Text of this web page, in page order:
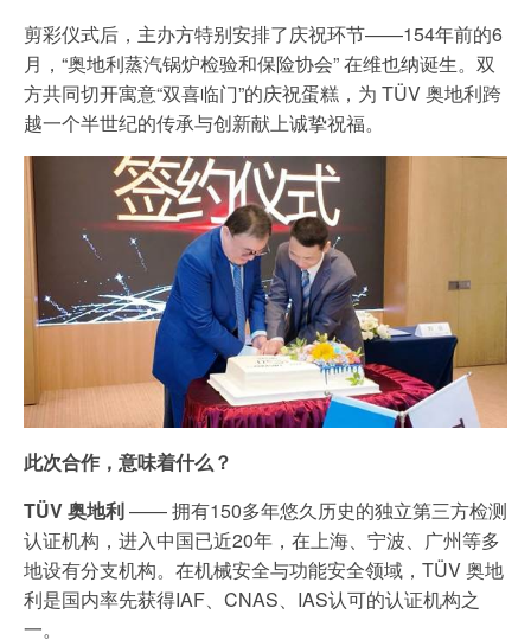
剪彩仪式后，主办方特别安排了庆祝环节——154年前的6
月，“奥地利蒸汽锅炉检验和保险协会” 在维也纳诞生。双
方共同切开寓意“双喜临门”的庆祝蛋糕，为 TÜV 奥地利跨
越一个半世纪的传承与创新献上诚挚祝福。
此次合作，意味着什么？
TÜV奥地利—— 拥有150多年悠久历史的独立第三方检测
认证机构，进入中国已近20年，在上海、宁波、广州等多
地设有分支机构。在机械安全与功能安全领域，TÜV 奥地
利是国内率先获得IAF、CNAS、IAS认可的认证机构之
一。